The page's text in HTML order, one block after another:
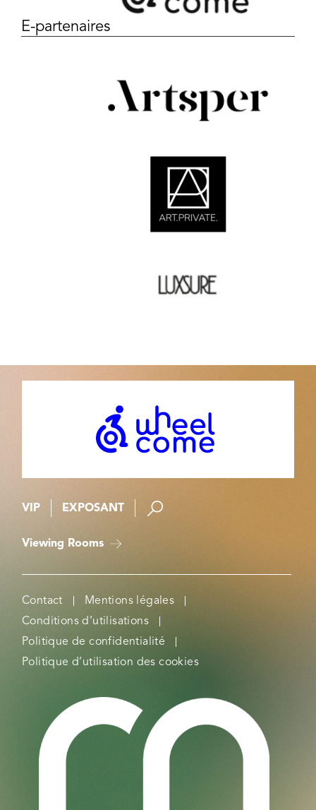
E-partenaires
VIP EXPOSANT
Viewing Rooms
Contact
Mentions légales
Conditions d’utilisations
Politique de confidentialité
Politique d’utilisation des cookies